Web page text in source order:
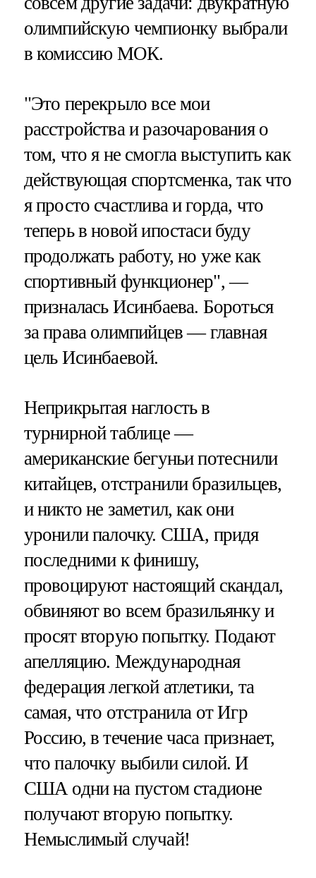
олимпийскую чемпионку выбрали
в комиссию МОК.
"Это перекрыло все мои
расстройства и разочарования о
том, что я не смогла выступить как
действующая спортсменка, так что
я просто счастлива и горда, что
теперь в новой ипостаси буду
продолжать работу, но уже как
спортивный функционер", —
призналась Исинбаева. Бороться
за права олимпийцев — главная
цель Исинбаевой.
Неприкрытая наглость в
турнирной таблице —
американские бегуньи потеснили
китайцев, отстранили бразильцев,
и никто не заметил, как они
уронили палочку. США, придя
последними к финишу,
провоцируют настоящий скандал,
обвиняют во всем бразильянку и
просят вторую попытку. Подают
апелляцию. Международная
федерация легкой атлетики, та
самая, что отстранила от Игр
Россию, в течение часа признает,
что палочку выбили силой. И
США одни на пустом стадионе
получают вторую попытку.
Немыслимый случай!